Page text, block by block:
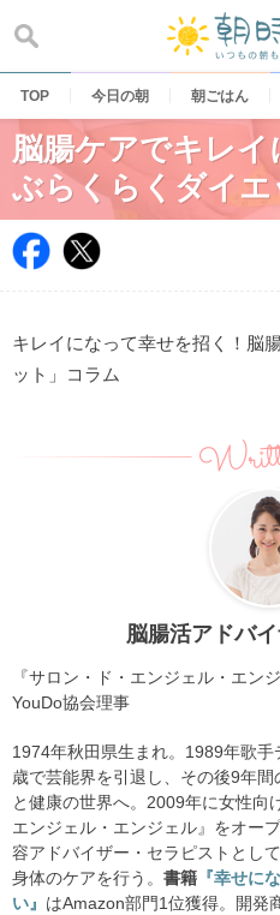
content
TOP 今日の朝 朝ごはん
脳腸ケアでキレ
ぶらくらくダイエ
キレイになって幸せを招く！脳
ット」コラム
脳腸活アドバ
『サロン・ド・エンジェル・エン
YouDo協会理事
1974年秋田県生まれ。1989年歌
歳で芸能界を引退し、その後9年
と健康の世界へ。2009年に女性向
エンジェル・エンジェル』をオー
容アドバイザー・セラピストとし
身体のケアを行う。 書籍 『幸せに
い』 はAmazon部門1位獲得。開発